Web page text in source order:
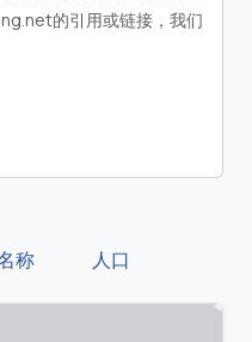
的引用或链接，我们
称 人口